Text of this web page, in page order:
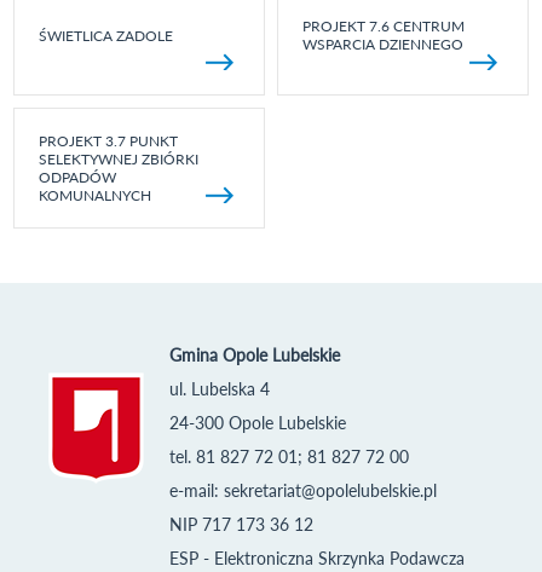
ŚWIETLICA ZADOLE
PROJEKT 7.6 CENTRUM
WSPARCIA DZIENNEGO
PROJEKT 3.7 PUNKT
SELEKTYWNEJ ZBIÓRKI
ODPADÓW
KOMUNALNYCH
Gmina Opole Lubelskie
ul. Lubelska 4
24-300 Opole Lubelskie
tel. 81 827 72 01; 81 827 72 00
e-mail: sekretariat@opolelubelskie.pl
NIP 717 173 36 12
ESP - Elektroniczna Skrzynka Podawcza